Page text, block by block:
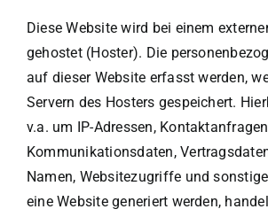
Diese Website wird bei einem
gehostet (Hoster). Die
auf dieser Website erfasst werden,
Servern des Hosters gespeichert.
v.a. um IP-Adressen,
Kommunikationsdaten,
Namen, Websitezugriffe und
eine Website generiert werden,